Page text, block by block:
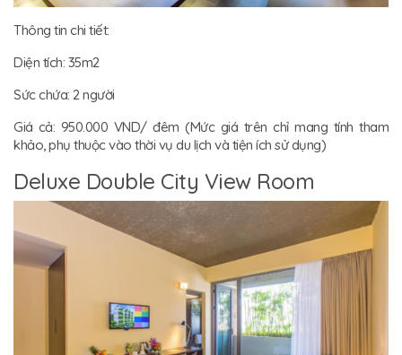
Thông tin chi tiết:
Diện tích: 35m2
Sức chứa: 2 người
Giá cả: 950.000 VND/ đêm (Mức giá trên chỉ mang tính tham
khảo, phụ thuộc vào thời vụ du lịch và tiện ích sử dụng)
Deluxe Double City View Room